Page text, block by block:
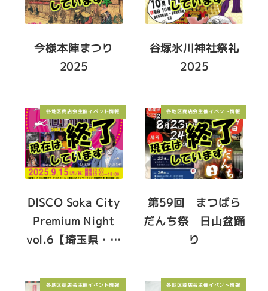
今様本陣まつり
2025
谷塚氷川神社祭礼
2025
各地区商店会主催イベント情報
DISCO Soka City
Premium Night
vol.6【埼玉県・…
各地区商店会主催イベント情報
第59回 まつばら
だんち祭 日山盆踊
り
各地区商店会主催イベント情報 各地区商店会主催イベント情報